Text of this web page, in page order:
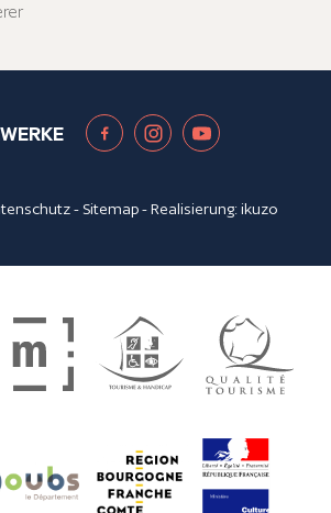
- Sitemap- Realisierung:ikuzo